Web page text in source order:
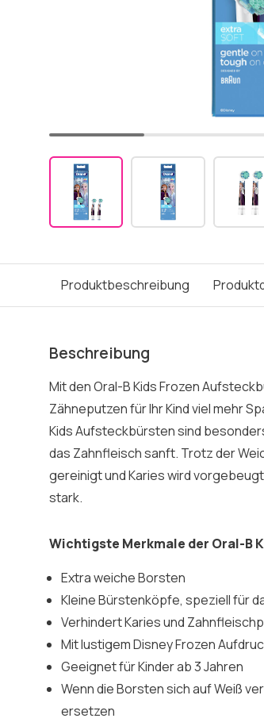
Produktbeschreibung
Beschreibung
Mit den Oral-B Kids Frozen
Zähneputzen für Ihr Kind viel mehr
Kids Aufsteckbürsten sind
das Zahnfleisch sanft. Trotz der
gereinigt und Karies wird
stark.
Wichtigste Merkmale der Oral-B
Extra weiche Borsten
Kleine Bürstenköpfe, speziell für
Verhindert Karies und
Mit lustigem Disney Frozen
Geeignet für Kinder ab 3 Jahren
Wenn die Borsten sich auf Weiß
ersetzen